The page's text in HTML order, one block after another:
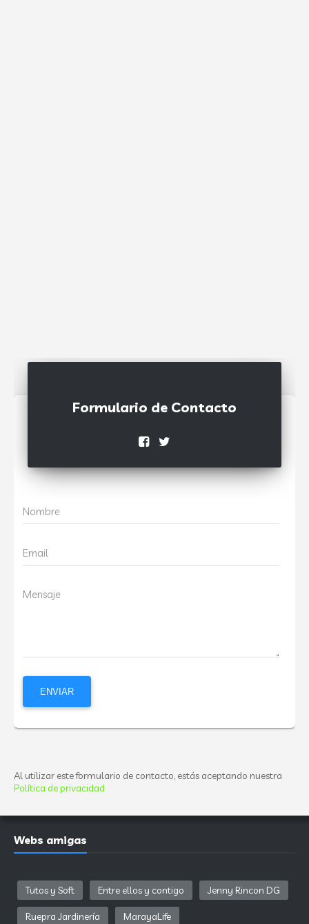
Formulario de Contacto
Nombre
Email
Mensaje
Al utilizar este formulario de contacto, estás aceptando nuestra
Política de privacidad
Webs amigas
Tutos y Soft Entre ellos y contigo Jenny Rincon DG
Ruepra Jardinería MarayaLife